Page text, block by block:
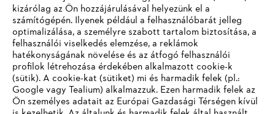
Vállalat
kizárólag az Ön hozzájárulásával helyezünk el a
számítógépén. Ilyenek például a felhasználóbarát jelleg
optimalizálása, a személyre szabott tartalom biztosítása, a
felhasználói viselkedés elemzése, a reklámok
hatékonyságának növelése és az átfogó felhasználói
profilok létrehozása érdekében alkalmazott cookie-k
(sütik). A cookie-kat (sütiket) mi és harmadik felek (pl.:
Google vagy Tealium) alkalmazzuk. Ezen harmadik felek az
Ön személyes adatait az Európai Gazdasági Térségen kívül